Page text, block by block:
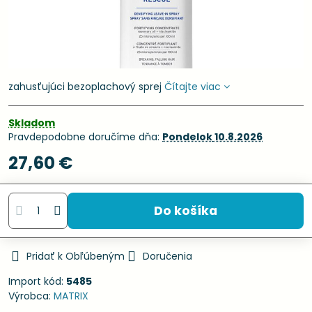
zahusťujúci bezoplachový sprej Čítajte viac
Skladom
Pravdepodobne doručíme dňa: Pondelok10.8.2026
27,60 €
Do košíka
Pridať k Obľúbeným
Doručenia
Import kód: 5485
Výrobca: MATRIX